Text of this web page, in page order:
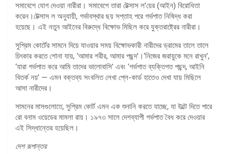
সমাবেশে যোগ দেওয়া নারীরা। সমাবেশে তারা টেক্সাস ল’য়ের (আইন) বিরোধিতা
করেন।টেক্সাস ল অনুযায়ী, গর্ভাবস্থার ছয় সপ্তাহ পরে গর্ভপাত নিষিদ্ধ করা
হয়েছে। এই নতুন আইনের বিরুদ্ধে বিক্ষোভ মিছিল করে যুক্তরাষ্ট্রের নারীরা।
সুপ্রিম কোর্টের সামনে দিয়ে যাওয়ার সময় বিক্ষোভকারী নারীদের ড্রামের তালে তালে
চিৎকার করতে শোনা যায়, ‘আমার শরীর, আমার পছন্দ’।‘নিজের জরায়ুকে মনে রাখুন’,
‘যারা গর্ভপাত করে আমি তাদের ভালোবাসি’ এবং ‘গর্ভপাত ব্যক্তিগত পছন্দ, আইনি
বিতর্ক নয়’ — এমন বক্তব্য সংবলিত লেখা প্লে-কার্ড হাতেও দেখা যায় মিছিলে
আসা নারীদের।
সামনের মাসগুলোতে, সুপ্রিম কোর্ট এমন এক শুনানি করতে যাচ্ছে, যা উল্টে দিতে পারে
রো বনাম ওয়েডের মামলা রায়। ১৯৭৩ সালে দেশব্যাপী গর্ভপাত বৈধ করে দেওয়ার
এই সিদ্ধান্তের হয়েছিল।
দেশ রূপান্তর